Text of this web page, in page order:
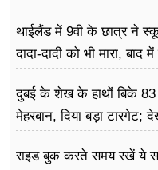
थाईलैंड में 9वी के छात्र ने
दादा-दादी को भी मारा, बाद
दुबई के शेख के हाथों बिके 83
मेहरबान, दिया बड़ा
राइड बुक करते समय रखें ये